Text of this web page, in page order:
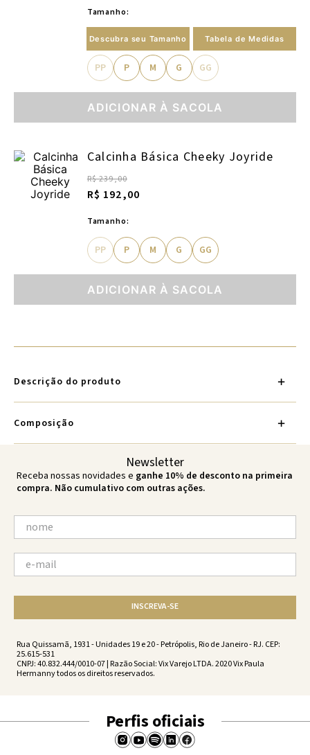
Tamanho:
Descubra seu Tamanho Tabela de Medidas
PP P M G GG
ADICIONAR À SACOLA
Calcinha Básica Cheeky Joyride
R$ 239,00
R$ 192,00
Tamanho:
PP P M G GG
ADICIONAR À SACOLA
Descrição do produto
Composição
Newsletter
Receba nossas novidades e ganhe 10% de desconto na primeira
compra. Não cumulativo com outras ações.
INSCREVA-SE
Rua Quissamã, 1931 - Unidades 19 e 20 - Petrópolis, Rio de Janeiro - RJ. CEP:
25.615-531
CNPJ: 40.832.444/0010-07 | Razão Social: Vix Varejo LTDA. 2020 Vix Paula
Hermanny todos os direitos reservados.
Perfis oficiais